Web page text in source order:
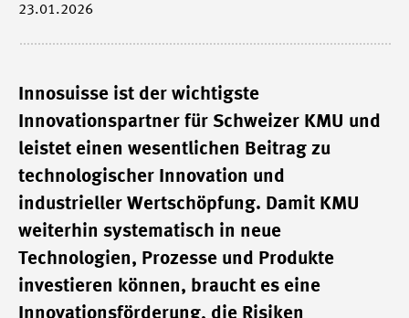
23.01.2026
Innosuisse ist der wichtigste
Innovationspartner für Schweizer KMU und
leistet einen wesentlichen Beitrag zu
technologischer Innovation und
industrieller Wertschöpfung. Damit KMU
weiterhin systematisch in neue
Technologien, Prozesse und Produkte
investieren können, braucht es eine
Innovationsförderung, die Risiken